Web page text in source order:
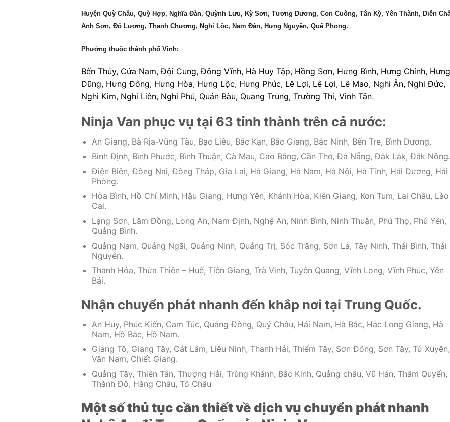
Huyện Quỳ Châu, Quỳ Hợp, Nghĩa Đàn, Quỳnh Lưu, Kỳ Sơn, Tương Dương, Con Cuông, Tân Kỳ, Yên Thành, Diễn
Anh Sơn, Đô Lương, Thanh Chương, Nghi Lộc, Nam Đàn, Hưng Nguyên, Quế Phong.
Phường thuộc thành phố Vinh:
Bến Thủy, Cửa Nam, Đội Cung, Đông Vĩnh, Hà Huy Tập, Hồng Sơn, Hưng Bình, Hưng Chính, Hưng
Dũng, Hưng Đông, Hưng Hòa, Hưng Lộc, Hưng Phúc, Lê Lợi, Lê Lợi, Lê Mao, Nghi Ân, Nghi Đức,
Nghi Kim, Nghi Liên, Nghi Phú, Quán Bàu, Quang Trung, Trường Thi, Vinh Tân.
Ninja Van phục vụ tại 63 tỉnh thành trên cả nước:
An Giang, Bà Rịa-Vũng Tàu, Bạc Liêu, Bắc Kạn, Bắc Giang, Bắc Ninh, Bến Tre, Bình Dương.
Bình Định, Bình Phước, Bình Thuận, Cà Mau, Cao Bằng, Cần Thơ, Đà Nẵng, Đắk Lắk, Đắk Nông.
Điện Biên, Đồng Nai, Đồng Tháp, Gia Lai, Hà Giang, Hà Nam, Hà Nội, Hà Tĩnh, Hải Dương, Hải
Phòng.
Hòa Bình, Hồ Chí Minh, Hậu Giang, Hưng Yên, Khánh Hòa, Kiên Giang, Kon Tum, Lai Châu, Lào
Cai.
Lạng Sơn, Lâm Đồng, Long An, Nam Định, Nghệ An, Ninh Bình, Ninh Thuận, Phú Thọ, Phú Yên,
Quảng Bình.
Quảng Nam, Quảng Ngãi, Quảng Ninh, Quảng Trị, Sóc Trăng, Sơn La, Tây Ninh, Thái Bình, Thái
Nguyên.
Thanh Hóa, Thừa Thiên – Huế, Tiền Giang, Trà Vinh, Tuyên Quang, Vĩnh Long, Vĩnh Phúc, Yên
Bái.
Nhận chuyển phát nhanh đến khắp nơi tại Trung Quốc.
An Huy, Phúc Kiến, Cam Túc, Quảng Đông, Quý Châu, Hải Nam, Hà Bắc, Hắc Long Giang, Hà
Nam, Hồ Bắc, Hồ Nam.
Giang Tô, Giang Tây, Cát Lâm, Liêu Ninh, Thanh Hải, Thiểm Tây, Sơn Đông, Sơn Tây, Tứ Xuyên,
Vân Nam, Chiết Giang.
Quảng Tây, Thiên Tân, Thượng Hải, Trùng Khánh, Bắc Kinh, Quảng châu, Vũ Hán, Thâm Quyến,
Thành Đô, Hàng Châu, Tô Châu
Một số thủ tục cần thiết về dịch vụ chuyển phát nhanh